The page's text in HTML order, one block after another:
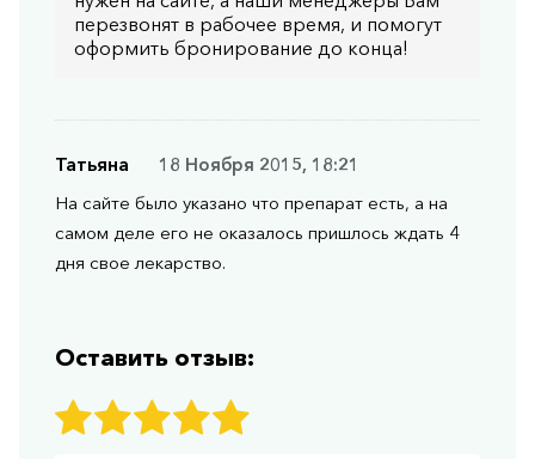
перезвонят в рабочее время, и помогут
оформить бронирование до конца!
Татьяна
18 Ноября 2015, 18:21
На сайте было указано что препарат есть, а на
самом деле его не оказалось пришлось ждать 4
дня свое лекарство.
Оставить отзыв: